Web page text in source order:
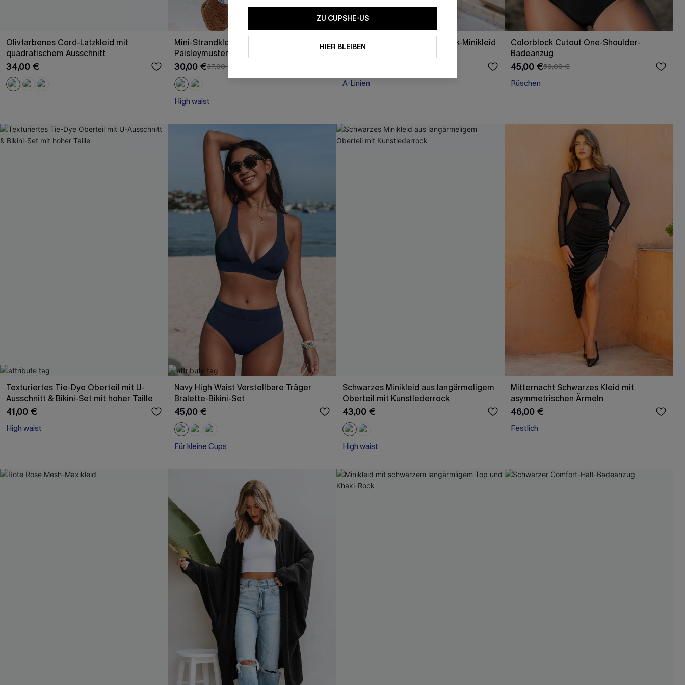
Olivfarbenes Cord-Latzkleid mit
quadratischem Ausschnitt
34,00 €
Mini-Strandkleid mit floralem
Paisleymuster
30,00 €37,00 €
High waist
Braunes Langarm-Rippenstrick-Minikleid
A-Linien
Colorblock Cutout One-Shoulder-
Badeanzug
45,00 €50,00 €
Rüschen
Texturiertes Tie-Dye Oberteil mit U-
Ausschnitt & Bikini-Set mit hoher Taille
41,00 €
High waist
Navy High Waist Verstellbare Träger
Bralette-Bikini-Set
45,00 €
Für kleine Cups
Schwarzes Minikleid aus langärmeligem
Oberteil mit Kunstlederrock
43,00 €
High waist
Mitternacht Schwarzes Kleid mit
asymmetrischen Ärmeln
46,00 €
Festlich
ZU CUPSHE-US
HIER BLEIBEN